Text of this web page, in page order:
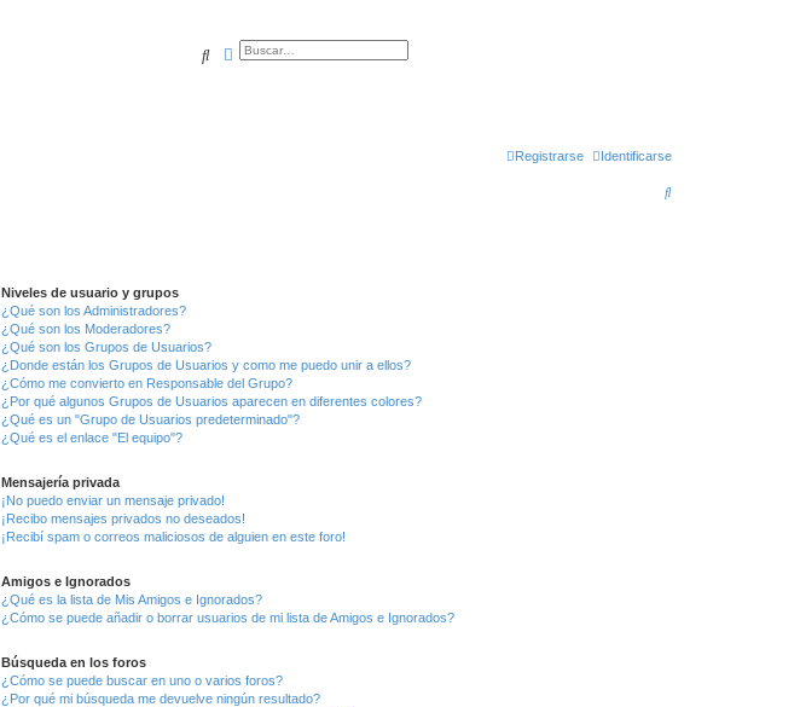
BuscarBúsqueda avanzada
Identificarse
Registrarse
B
Niveles de usuario y grupos
¿Qué son los Administradores?
¿Qué son los Moderadores?
¿Qué son los Grupos de Usuarios?
¿Donde están los Grupos de Usuarios y como me puedo unir a ellos?
¿Cómo me convierto en Responsable del Grupo?
¿Por qué algunos Grupos de Usuarios aparecen en diferentes colores?
¿Qué es un "Grupo de Usuarios predeterminado"?
¿Qué es el enlace "El equipo"?
Mensajería privada
¡No puedo enviar un mensaje privado!
¡Recibo mensajes privados no deseados!
¡Recibí spam o correos maliciosos de alguien en este foro!
Amigos e Ignorados
¿Qué es la lista de Mis Amigos e Ignorados?
¿Cómo se puede añadir o borrar usuarios de mi lista de Amigos e Ignorados?
Búsqueda en los foros
¿Cómo se puede buscar en uno o varios foros?
¿Por qué mi búsqueda me devuelve ningún resultado?